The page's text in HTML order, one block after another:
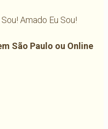
Amado Eu Sou!
São Paulo ou Online